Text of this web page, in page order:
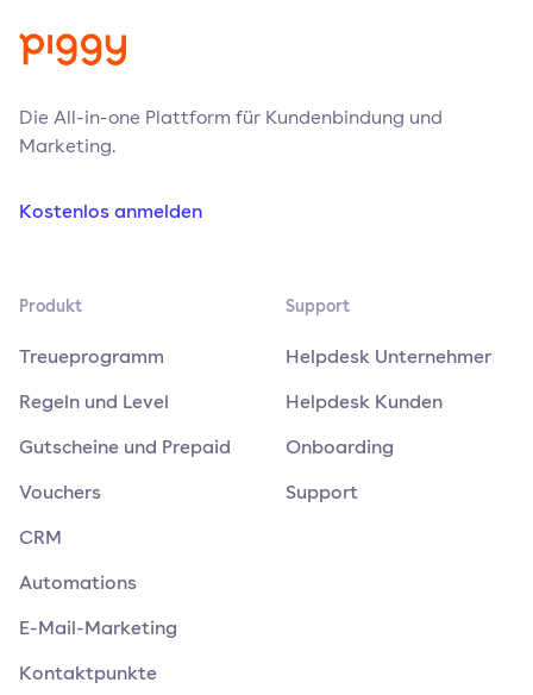
Die All-in-one Plattform für Kundenbindung und
Marketing.
Kostenlos anmelden
Produkt
Treueprogramm
Regeln und Level
Gutscheine und Prepaid
Vouchers
CRM
Automations
E-Mail-Marketing
Kontaktpunkte
Support
Helpdesk Unternehmer
Helpdesk Kunden
Onboarding
Support